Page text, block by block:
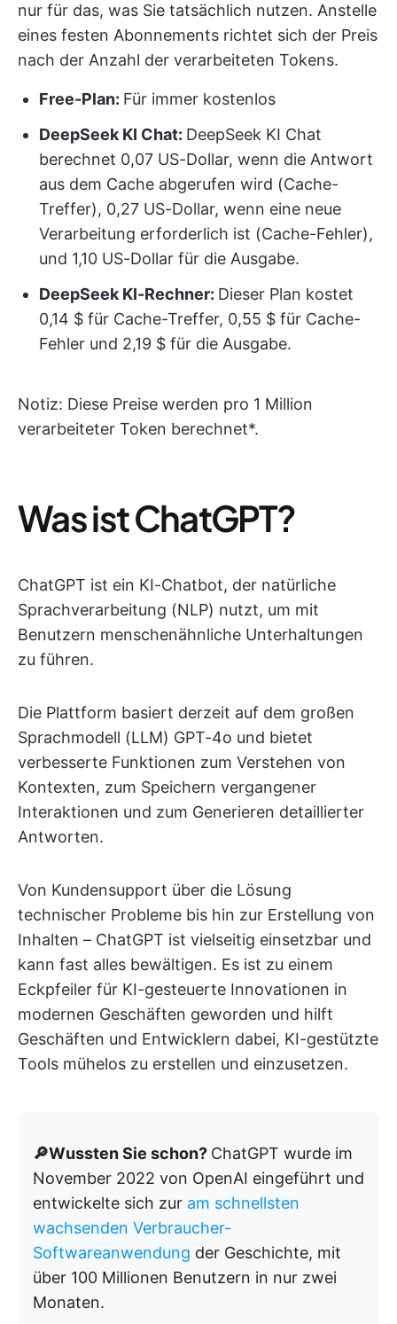
nur für das, was Sie tatsächlich nutzen. Anstelle
eines festen Abonnements richtet sich der Preis
nach der Anzahl der verarbeiteten Tokens.
Free-Plan: Für immer kostenlos
DeepSeek KI Chat: DeepSeek KI Chat
berechnet 0,07 US-Dollar, wenn die Antwort
aus dem Cache abgerufen wird (Cache-
Treffer), 0,27 US-Dollar, wenn eine neue
Verarbeitung erforderlich ist (Cache-Fehler),
und 1,10 US-Dollar für die Ausgabe.
DeepSeek KI-Rechner: Dieser Plan kostet
0,14 $ für Cache-Treffer, 0,55 $ für Cache-
Fehler und 2,19 $ für die Ausgabe.
Notiz: Diese Preise werden pro 1 Million
verarbeiteter Token berechnet*.
Was ist ChatGPT?
ChatGPT ist ein KI-Chatbot, der natürliche
Sprachverarbeitung (NLP) nutzt, um mit
Benutzern menschenähnliche Unterhaltungen
zu führen.
Die Plattform basiert derzeit auf dem großen
Sprachmodell (LLM) GPT-4o und bietet
verbesserte Funktionen zum Verstehen von
Kontexten, zum Speichern vergangener
Interaktionen und zum Generieren detaillierter
Antworten.
Von Kundensupport über die Lösung
technischer Probleme bis hin zur Erstellung von
Inhalten – ChatGPT ist vielseitig einsetzbar und
kann fast alles bewältigen. Es ist zu einem
Eckpfeiler für KI-gesteuerte Innovationen in
modernen Geschäften geworden und hilft
Geschäften und Entwicklern dabei, KI-gestützte
Tools mühelos zu erstellen und einzusetzen.
🔎Wussten Sie schon? ChatGPT wurde im
November 2022 von OpenAI eingeführt und
entwickelte sich zur am schnellsten
wachsenden Verbraucher-
Softwareanwendung der Geschichte, mit
über 100 Millionen Benutzern in nur zwei
Monaten.